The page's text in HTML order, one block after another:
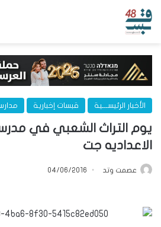
الأخبار الرئيســـية قبسات إخبارية
يوم التراث الشعبي في
الاعداديه جت
عصمت وتد 04/06/2016